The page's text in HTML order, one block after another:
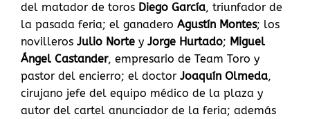
del matador de toros Diego García, triunfador de
la pasada feria; el ganadero Agustín Montes; los
novilleros Julio Norte y Jorge Hurtado; Miguel
Ángel Castander, empresario de Team Toro y
pastor del encierro; el doctor Joaquín Olmeda,
cirujano jefe del equipo médico de la plaza y
autor del cartel anunciador de la feria; además